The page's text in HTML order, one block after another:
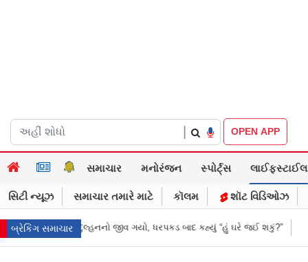
OPEN APP
સમાચાર મનોરંજન સ્પોર્ટ્સ લાઈફસ્ટાઈલ
સિટી ન્યૂઝ સમાચાર તમારે માટે કૉલમ શૉટ વિડિઓઝ
બ્રેકિંગ સમાચાર
બાદ કહ્યું “હું ઘરે જઈ શકું?” ‘હું બાબા બાગેશ્વર નથી...’: IIT દિલ્હીમાં